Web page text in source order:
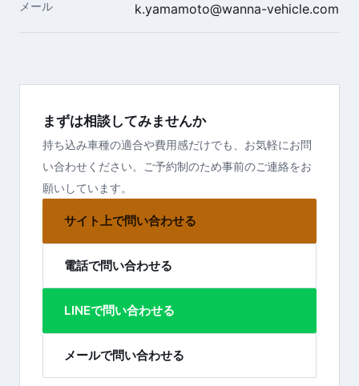
メール k.yamamoto@wanna-vehicle.com
まずは相談してみませんか
持ち込み車種の適合や費用感だけでも、お気軽にお問
い合わせください。ご予約制のため事前のご連絡をお
願いしています。
サイト上で問い合わせる
電話で問い合わせる
LINEで問い合わせる
メールで問い合わせる